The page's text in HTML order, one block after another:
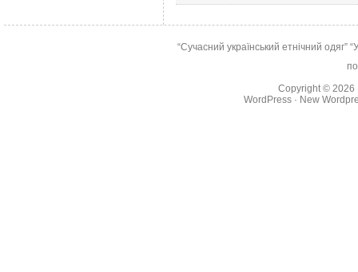
“Сучасний український етнічний одяг”
Copyright © 2026
WordPress· New